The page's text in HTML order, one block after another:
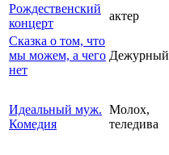
Рождественский
концерт
актер
Сказка о том, что
мы можем, а чего
нет
Дежурный
Идеальный муж.
Комедия
Молох,
теледива